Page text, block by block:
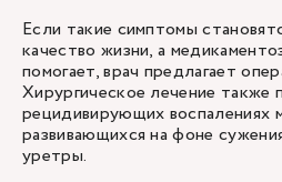
Если такие симптомы
качество жизни, а
помогает, врач предлагает
Хирургическое лечение также
рецидивирующих воспалениях
развивающихся на фоне
уретры.